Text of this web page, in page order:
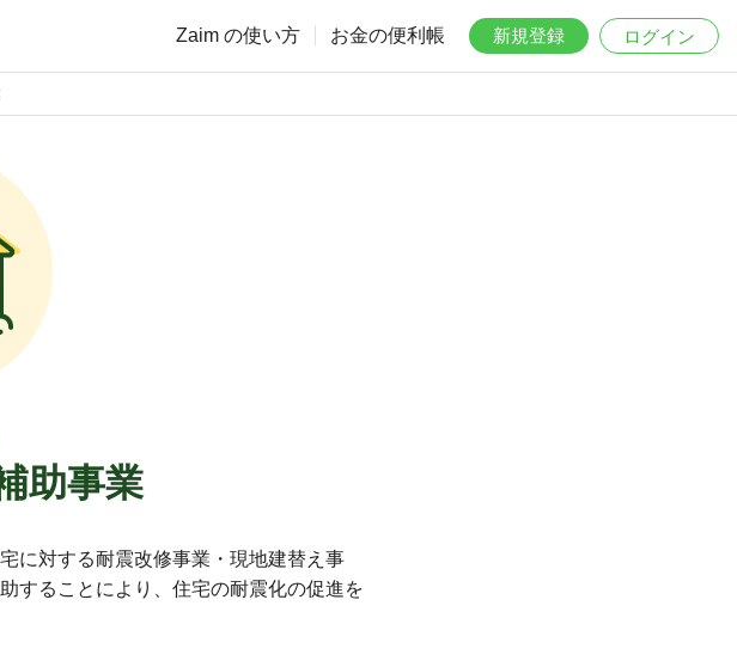
Zaim の使い方 お金の便利帳 新規登録 ログイン
助事業
に対する耐震改修事業・現地建替え事
することにより、住宅の耐震化の促進を